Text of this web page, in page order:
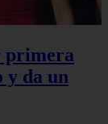
primera
y da un